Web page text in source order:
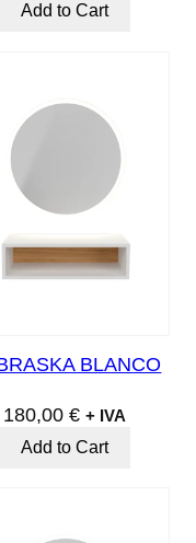
Add to Cart
BLANCO
180,00€ + IVA
Add to Cart